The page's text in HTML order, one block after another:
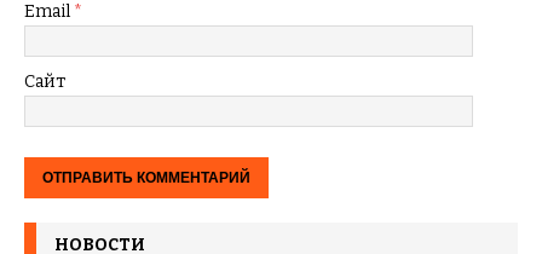
Email *
Сайт
НОВОСТИ